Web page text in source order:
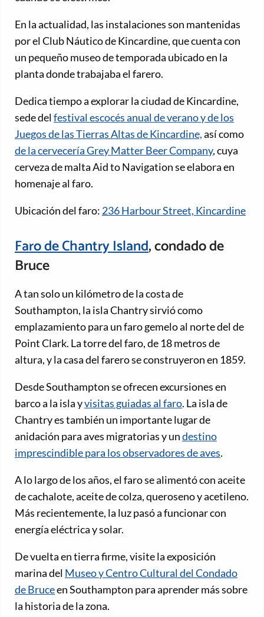
En la actualidad, las instalaciones son mantenidas
por el Club Náutico de Kincardine, que cuenta con
un pequeño museo de temporada ubicado en la
planta donde trabajaba el farero.
Dedica tiempo a explorar la ciudad de Kincardine,
sede delfestival escocés anual de verano y de los
Juegos de las Tierras Altas de Kincardine,así como
de la cervecería Grey Matter Beer Company, cuya
cerveza de malta Aid to Navigation se elabora en
homenaje al faro.
Ubicación del faro: 236 Harbour Street, Kincardine
Faro de Chantry Island, condado de
Bruce
A tan solo un kilómetro de la costa de
Southampton, la isla Chantry sirvió como
emplazamiento para un faro gemelo al norte del de
Point Clark. La torre del faro, de 18 metros de
altura, y la casa del farero se construyeron en 1859.
Desde Southampton se ofrecen excursiones en
barco a la isla yvisitas guiadas al faro. La isla de
Chantry es también un importante lugar de
anidación para aves migratorias y undestino
imprescindible para los observadores de aves.
A lo largo de los años, el faro se alimentó con aceite
de cachalote, aceite de colza, queroseno y acetileno.
Más recientemente, la luz pasó a funcionar con
energía eléctrica y solar.
De vuelta en tierra firme, visite la exposición
marina del Museo y Centro Cultural del Condado
de Bruceen Southampton para aprender más sobre
la historia de la zona.